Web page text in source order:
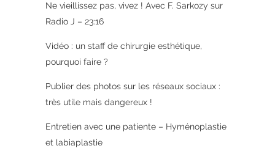
Ne vieillissez pas, vivez ! Avec F. Sarkozy sur
Radio J – 23:16
Vidéo : un staff de chirurgie esthétique,
pourquoi faire ?
Publier des photos sur les réseaux sociaux :
très utile mais dangereux !
Entretien avec une patiente – Hyménoplastie
et labiaplastie